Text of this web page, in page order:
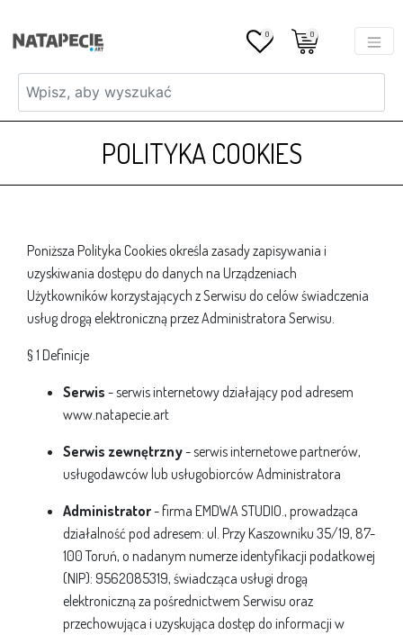
0 0
POLITYKA COOKIES
Poniższa Polityka Cookies określa zasady zapisywania i
uzyskiwania dostępu do danych na Urządzeniach
Użytkowników korzystających z Serwisu do celów świadczenia
usług drogą elektroniczną przez Administratora Serwisu.
§ 1 Definicje
Serwis - serwis internetowy działający pod adresem
www.natapecie.art
Serwis zewnętrzny- serwis internetowe partnerów,
usługodawców lub usługobiorców Administratora
Administrator- firma EMDWA STUDIO., prowadząca
działalność pod adresem: ul. Przy Kaszowniku 35/19, 87-
100 Toruń, o nadanym numerze identyfikacji podatkowej
(NIP): 9562085319, świadcząca usługi drogą
elektroniczną za pośrednictwem Serwisu oraz
przechowująca i uzyskująca dostęp do informacji w